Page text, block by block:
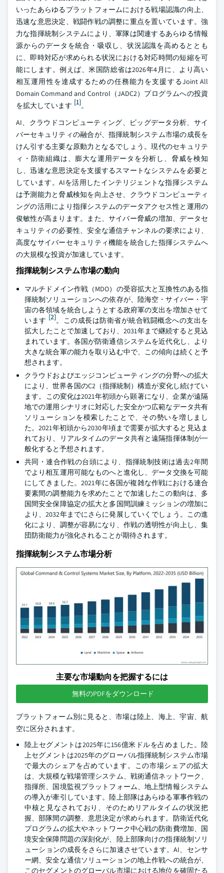
いったあらゆるプラットフォームにおける戦場認識の向上、
迅速な意思決定、戦闘作戦の調整に重点を置いています。強
力な指揮統制システムにより、軍隊は関連するあらゆる情報
源からのデータを統合・吸収し、状況認識を高めるととも
に、即時対応が求められる状況における対応時間の短縮を可
能にします。例えば、米国防総省は2026年4月に、より高い
相互運用性を達成するための任務能力を支援するJoint All
Domain Command and Control（JADC2）プログラムへの投資
を拡大しています [1]。
AI、クラウドコンピューティング、ビッグデータ分析、サイ
バーセキュリティの融合が、指揮統制システム市場の成長を
けん引する主要な原動力となるでしょう。現代のセキュリテ
ィ・防衛組織は、膨大な運用データを分析し、脅威を検知
し、迅速な意思決定を支援するスマートなシステムを必要と
しています。AIを活用したインテリジェントな指揮システム
は予測能力と脅威検知を向上させ、クラウドコンピューティ
ングの活用により指揮システムのデータアクセス性と運用の
俊敏性が高まります。また、サイバー脅威の増加、データセ
キュリティの必要性、安全な通信チャンネルの要求により、
高度なサイバーセキュリティ機能を統合した指揮システムへ
の大規模な投資が加速しています。
指揮統制システム市場の動向
マルチドメイン作戦（MDO）の受容拡大と互換性のある指
揮統制ソリューションへの依存が、陸海空・サイバー・宇
宙の各領域を統合しようとする政府軍の支出を増加させて
います [2]。この成長は防衛省が統合戦闘概念への支出を
拡大したことで加速しており、2031年まで継続すると見込
まれています。各国が防衛通信システムを近代化し、より
大きな統合軍の能力を取り込む中で、この傾向は続くと予
想されます。
クラウドおよびエッジコンピューティングの分野への拡大
により、世界各国のC2（指揮統制）構造が変化し続けてい
ます。この変化は2021年初頭から顕著になり、企業が遠隔
地での運用シナリオに対応した安全かつ広範なデータ共有
ソリューションを模索したことで、その勢いを増しまし
た。2021年初頭から2030年頃まで需要が拡大すると見込ま
れており、リアルタイムのデータ共有と遠隔指揮体制が一
般化すると予想されます。
共同・連合作戦の台頭により、指揮統制技術は過去2年間
でより相互運用可能なものへと進化し、データ交換を可能
にしてきました。2021年に各国が複雑な作戦における連合
要素間の調整能力を求めたことで加速したこの動向は、多
国間安全保障協定の拡大と多国間訓練ミッションの増加に
より、2032年までにさらに発展していくでしょう。この進
化により、調整が容易になり、作戦の透明性が向上し、集
団防衛能力が強化されることが期待されます。
指揮統制システム市場分析
主要な市場動向を把握するには
無料のPDFをダウンロード
プラットフォーム別に見ると、市場は陸上、海上、宇宙、航
空に区分されます。
陸上セグメントは2025年に156億米ドルを占めました。陸
上セグメントは2025年のグローバル指揮統制システム市場
で最大のシェアを占めています。この市場シェアの拡大
は、大規模な戦場管理システム、戦術通信ネットワーク、
指揮所、国境監視プラットフォーム、地上型情報システム
の導入が牽引しています。陸上部隊はあらゆる軍事作戦の
中核と見なされており、そのためリアルタイムの状況把
握、部隊間の調整、意思決定が求められます。防衛近代化
プログラムの拡大やネットワーク中心戦の防衛費増加、国
境安全保障問題の深刻化が、陸上部隊向けの指揮統制ソリ
ューションの成長をさらに加速させています。AI、センサ
ー網、安全な通信ソリューションの地上作戦への統合が、
このセグメントのグローバル市場における地位を確固たる